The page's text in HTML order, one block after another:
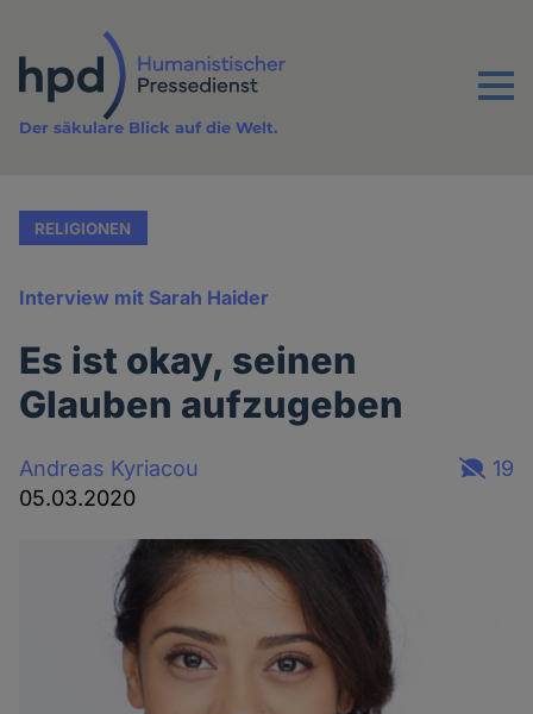
Inhalt
Menu
Der säkulare Blick auf die Welt.
RELIGIONEN
Interview mit Sarah Haider
Es ist okay, seinen
Glauben aufzugeben
Andreas Kyriacou
05.03.2020
19